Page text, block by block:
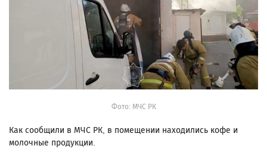
Фото: МЧС РК
Как сообщили в МЧС РК, в помещении находились кофе и
молочные продукции.